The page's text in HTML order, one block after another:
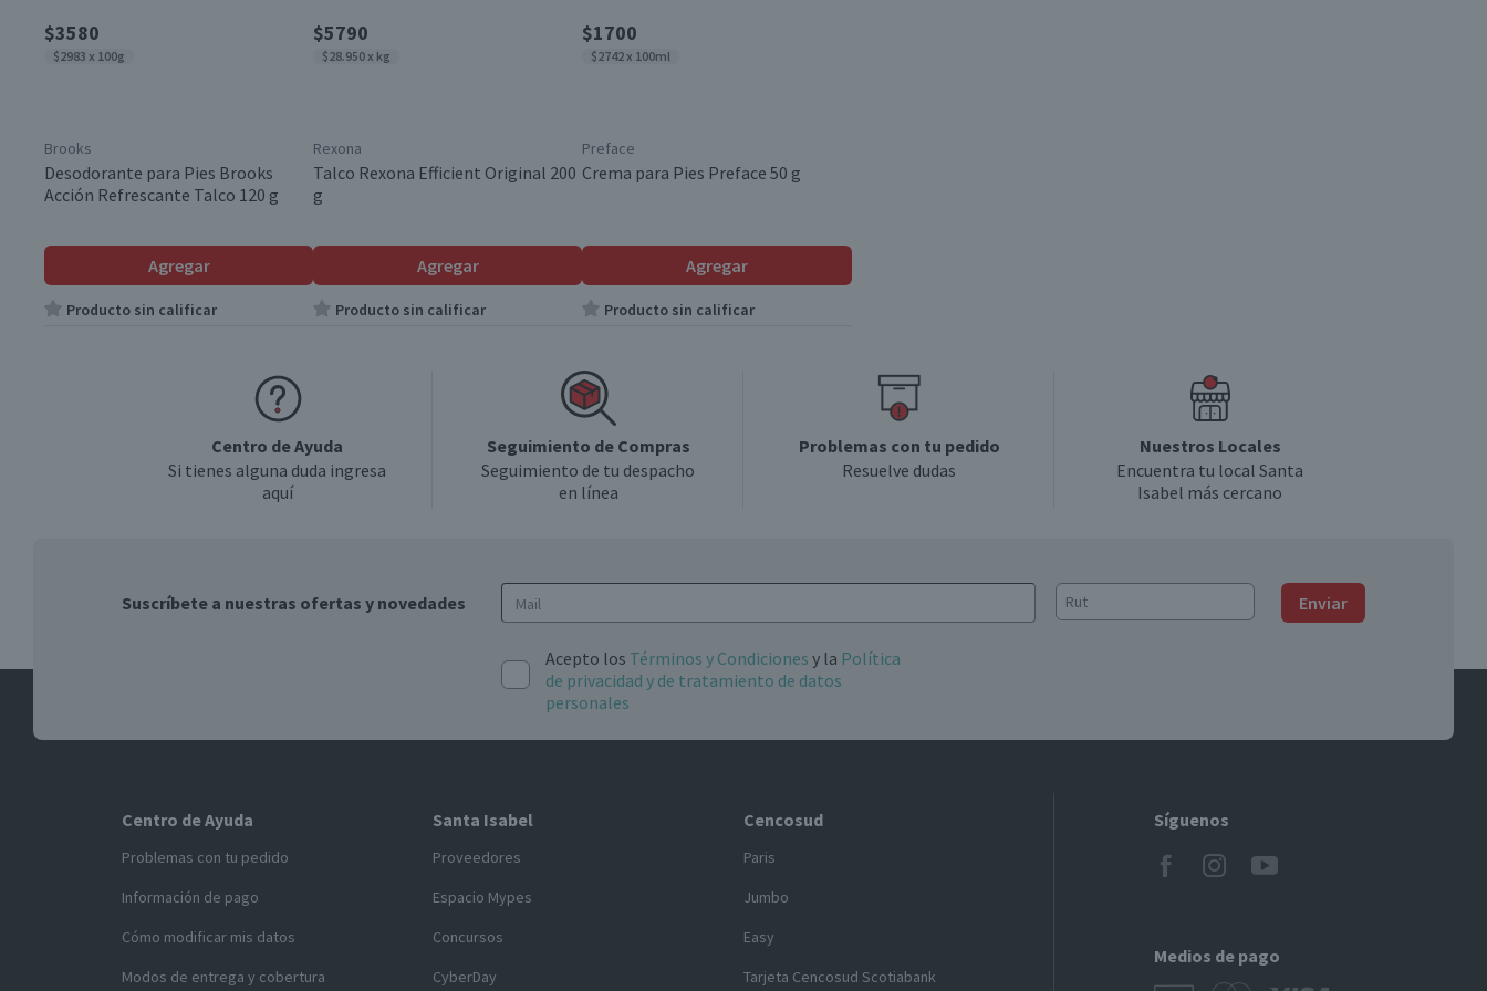
$3580
$2983 x 100g
Brooks
Desodorante para Pies Brooks
Acción Refrescante Talco 120 g
Agregar
Producto sin calificar
$5790
$28.950 x kg
Rexona
Talco Rexona Efficient Original 200
g
Agregar
Producto sin calificar
$1700
$2742 x 100ml
Preface
Crema para Pies Preface 50 g
Agregar
Producto sin calificar
Centro de Ayuda
Si tienes alguna duda ingresa
aquí
Seguimiento de Compras
Seguimiento de tu despacho
en línea
Problemas con tu pedido
Resuelve dudas
Nuestros Locales
Encuentra tu local Santa
Isabel más cercano
Suscríbete a nuestras ofertas y novedades Enviar
Acepto los Términos y Condiciones y la Política
de privacidad y de tratamiento de datos
personales
Centro de Ayuda
Problemas con tu pedido
Información de pago
Cómo modificar mis datos
Modos de entrega y cobertura
Santa Isabel
Proveedores
Espacio Mypes
Concursos
CyberDay
Cencosud
Paris
Jumbo
Easy
Tarjeta Cencosud Scotiabank
Síguenos
Medios de pago